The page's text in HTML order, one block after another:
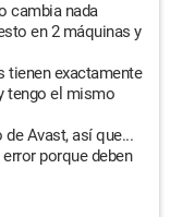
cambia nada
en 2 máquinas y
tienen exactamente
tengo el mismo
Avast, así que...
porque deben